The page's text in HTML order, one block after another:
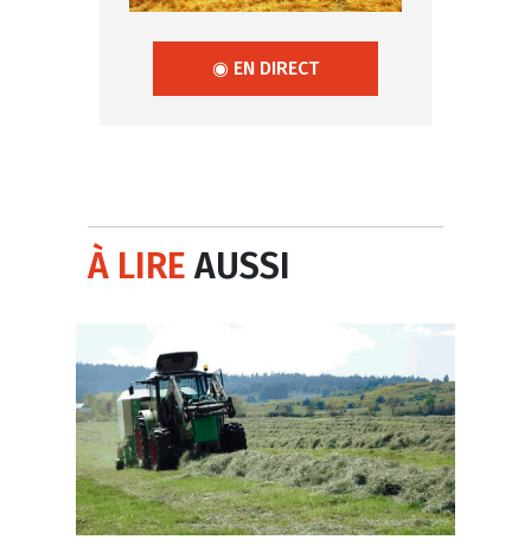
◉ EN DIRECT
À LIREAUSSI